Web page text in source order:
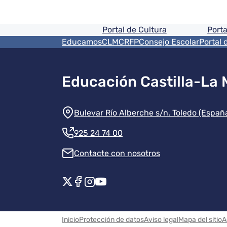
Pie de pagina
Portal de Cultura
Menú del pie
EducamosCLMCRFPConsejo EscolarPortal
Educación Castilla-La
Información de la
Bulevar Río Alberche s/n. Toledo
925 24 74 00
Contacte con nosotros
Redes sociales
Menú legal
InicioProtección de datosAviso legalMapa del sitio